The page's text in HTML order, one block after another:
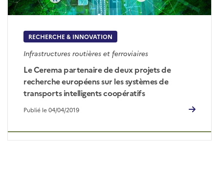
RECHERCHE & INNOVATION
Infrastructures routières et ferroviaires
Le Cerema partenaire de deux projets de
recherche européens sur les systèmes de
transports intelligents coopératifs
Publié le 04/04/2019